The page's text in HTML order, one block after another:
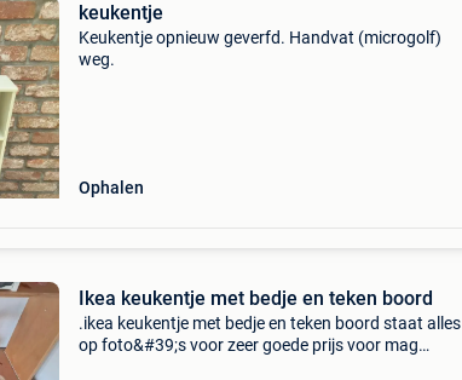
keukentje
Keukentje opnieuw geverfd. Handvat (microgolf)
weg.
Ophalen
Ikea keukentje met bedje en teken boord
.ikea keukentje met bedje en teken boord staat alles
op foto&#39;s voor zeer goede prijs voor mag